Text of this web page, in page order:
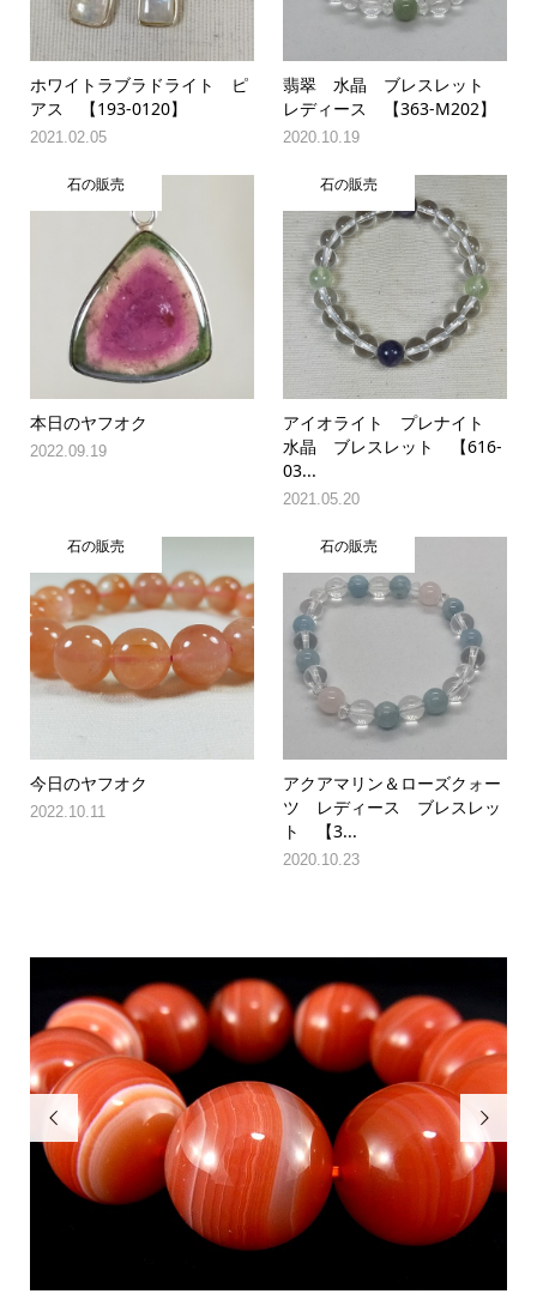
ホワイトラブラドライト ピ
アス 【193-0120】
2021.02.05
翡翠 水晶 ブレスレット
レディース 【363-M202】
2020.10.19
石の販売
本日のヤフオク
2022.09.19
石の販売
アイオライト プレナイト
水晶 ブレスレット 【616-
03...
2021.05.20
石の販売
今日のヤフオク
2022.10.11
石の販売
アクアマリン＆ローズクォー
ツ レディース ブレスレッ
ト 【3...
2020.10.23
 